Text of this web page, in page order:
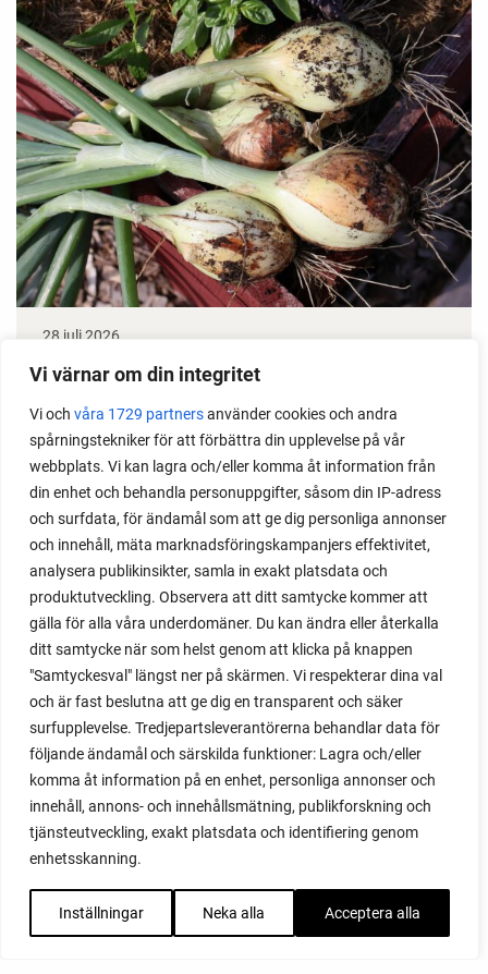
Vi värnar om din integritet
Vi och våra 1729 partnersanvänder cookies och andra
spårningstekniker för att förbättra din upplevelse på vår
webbplats. Vi kan lagra och/eller komma åt information från
din enhet och behandla personuppgifter, såsom din IP-adress
och surfdata, för ändamål som att ge dig personliga annonser
och innehåll, mäta marknadsföringskampanjers effektivitet,
analysera publikinsikter, samla in exakt platsdata och
produktutveckling. Observera att ditt samtycke kommer att
gälla för alla våra underdomäner. Du kan ändra eller återkalla
ditt samtycke när som helst genom att klicka på knappen
"Samtyckesval" längst ner på skärmen. Vi respekterar dina val
och är fast beslutna att ge dig en transparent och säker
surfupplevelse. Tredjepartsleverantörerna behandlar data för
följande ändamål och särskilda funktioner: Lagra och/eller
komma åt information på en enhet, personliga annonser och
innehåll, annons- och innehållsmätning, publikforskning och
tjänsteutveckling, exakt platsdata och identifiering genom
enhetsskanning.
Inställningar Neka alla Acceptera alla
28 juli 2026
Odla lök från frö - Stor skörd
Det är lätt att lyckas med lök från frö. Följ min sådd
under säsongen och få tips om hur du sår, skolar
om, planterar och skördar egen lök.